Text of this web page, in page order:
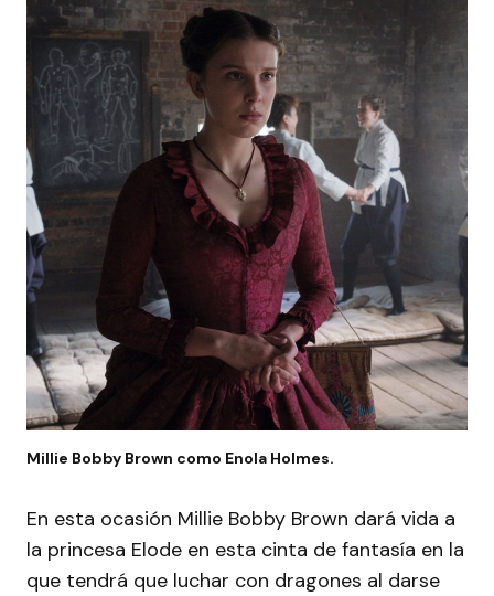
Millie Bobby Brown como Enola Holmes.
En esta ocasión Millie Bobby Brown dará vida a
la princesa Elode en esta cinta de fantasía en la
que tendrá que luchar con dragones al darse